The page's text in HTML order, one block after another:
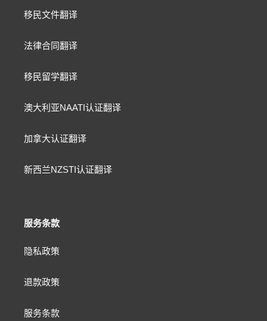
移民文件翻译
法律合同翻译
移民留学翻译
澳大利亚NAATI认证翻译
加拿大认证翻译
新西兰NZSTI认证翻译
服务条款
隐私政策
退款政策
服务条款